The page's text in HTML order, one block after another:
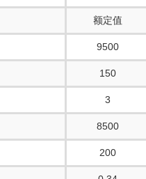
额定值
9500
150
3
8500
200